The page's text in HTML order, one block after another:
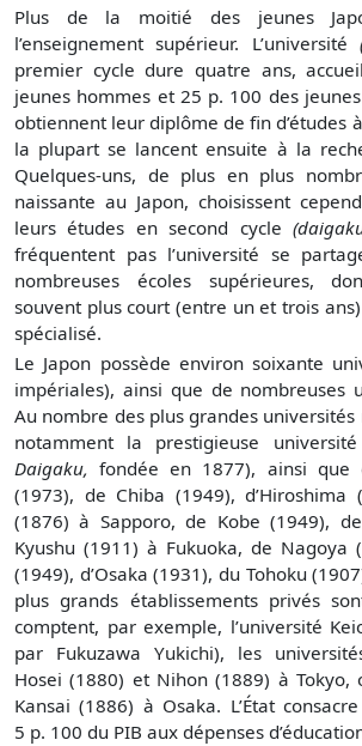
Plus de la moitié des jeunes
l’enseignement supérieur. L’université
premier cycle dure quatre ans,
jeunes hommes et 25 p. 100 des
obtiennent leur diplôme de fin d’études
la plupart se lancent ensuite à la
Quelques-uns, de plus en plus
naissante au Japon, choisissent
leurs études en second cycle
fréquentent pas l’université se
nombreuses écoles supérieures,
souvent plus court (entre un et trois
spécialisé.
Le Japon possède environ soixante
impériales), ainsi que de nombreuses
Au nombre des plus grandes
notamment la prestigieuse
Daigaku, fondée en 1877), ainsi que
(1973), de Chiba (1949), d’Hiroshima
(1876) à Sapporo, de Kobe (1949),
Kyushu (1911) à Fukuoka, de Nagoya
(1949), d’Osaka (1931), du Tohoku
plus grands établissements privés
comptent, par exemple, l’université
par Fukuzawa Yukichi), les
Hosei (1880) et Nihon (1889) à Tokyo,
Kansai (1886) à Osaka. L’État
5 p. 100 du PIB aux dépenses